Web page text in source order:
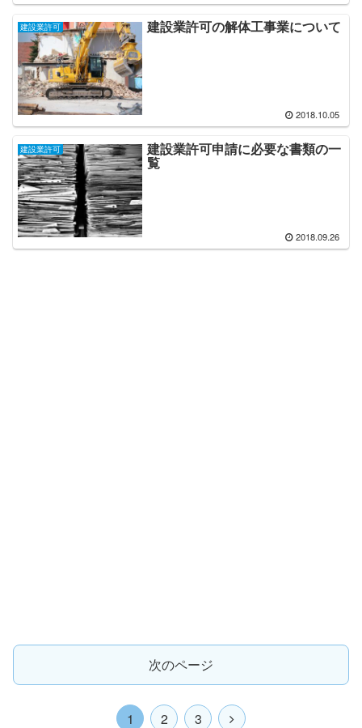
建設業許可 建設業許可の解体工事業について
2018.10.05
建設業許可 建設業許可申請に必要な書類の一
覧
2018.09.26
次のページ
1 2 3